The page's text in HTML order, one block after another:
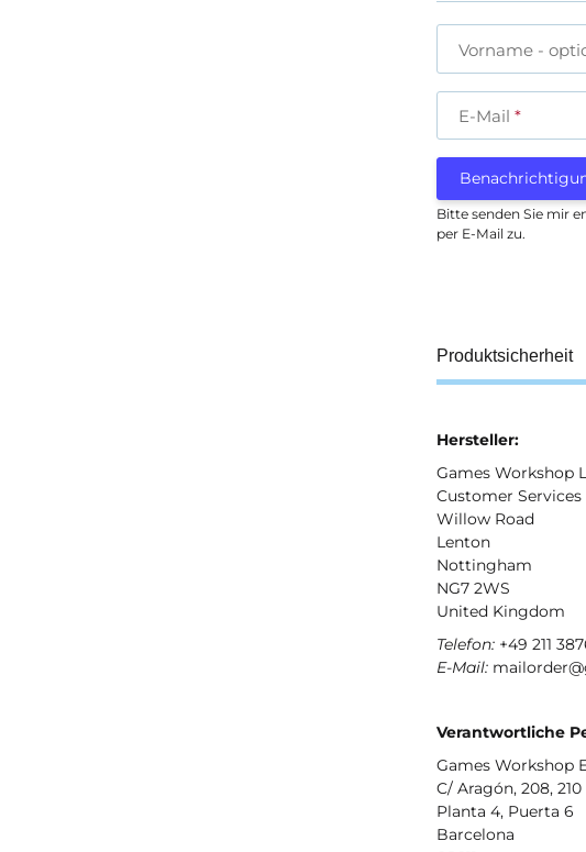
Vorname -
E-Mail
Bitte senden Sie mir
per E-Mail zu.
Produktsicherheit
Hersteller:
Games Workshop
Customer Services
Willow Road
Lenton
Nottingham
NG7 2WS
United Kingdom
Telefon: +49 211
E-Mail:
Verantwortliche
Games Workshop
C/ Aragón, 208, 210
Planta 4, Puerta 6
Barcelona